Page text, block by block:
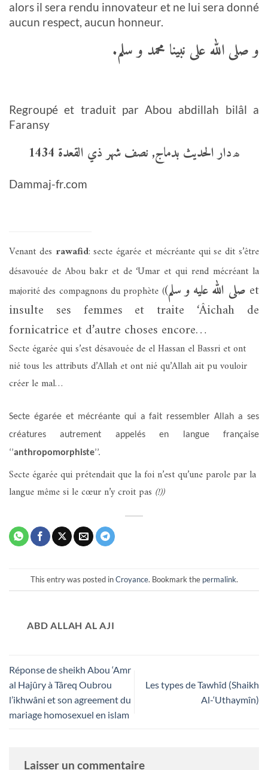
alors il sera rendu innovateur et ne lui sera donné
aucun respect, aucun honneur.
و صلى الله على نبينا محمد و سلم.
Regroupé et traduit parAbou abdillah bilâl a
Faransy
دار الحديث بدماج, نصف شهر ذي القعدة 1434ھ
Dammaj-fr.com
Venant des rawafid: secte égarée et mécréante qui se dit s’être
désavouée de Abou bakr et de ‘Umar et qui rend mécréant la
majorité des compagnons du prophète ((صلى الله عليه و سلم et
insulte ses femmes et traite ‘Âichah de
fornicatrice et d’autre choses encore…
Secte égarée qui s’est désavouée de el Hassan el Bassri et ont
nié tous les attributs d’Allah et ont nié qu’Allah ait pu vouloir
créer le mal…
Secte égarée et mécréante qui a fait ressembler Allah a ses
créatures autrement appelés en langue française
‘’anthropomorphiste’’.
Secte égarée qui prétendait que la foi n’est qu’une parole par la
langue même si le cœur n’y croit pas (!))
This entry was posted inCroyance. Bookmark the permalink.
ABD ALLAH AL AJI
Réponse de sheikh Abou ‘Amr
al Hajûry à Târeq Oubrou
l’ikhwâni et son agreement du
mariage homosexuel en islam
Les types de Tawhîd (Shaikh
Al-‘Uthaymîn)
Laisser un commentaire